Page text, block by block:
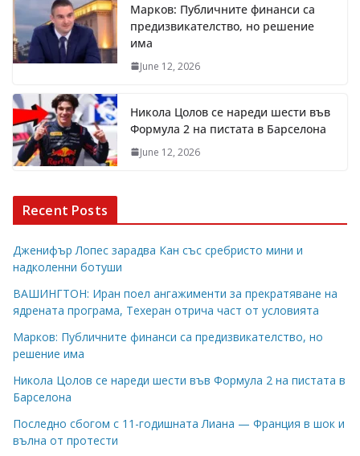
Марков: Публичните финанси са
предизвикателство, но решение
има
June 12, 2026
Никола Цолов се нареди шести във
Формула 2 на пистата в Барселона
June 12, 2026
Recent Posts
Дженифър Лопес зарадва Кан със сребристо мини и
надколенни ботуши
ВАШИНГТОН: Иран поел ангажименти за прекратяване на
ядрената програма, Техеран отрича част от условията
Марков: Публичните финанси са предизвикателство, но
решение има
Никола Цолов се нареди шести във Формула 2 на пистата в
Барселона
Последно сбогом с 11-годишната Лиана — Франция в шок и
вълна от протести